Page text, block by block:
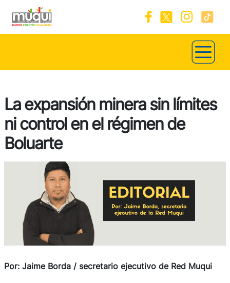
La expansión minera sin límites
ni control en el régimen de
Boluarte
Por: Jaime Borda / secretario ejecutivo de Red Muqui